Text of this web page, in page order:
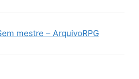
mestre – ArquivoRPG